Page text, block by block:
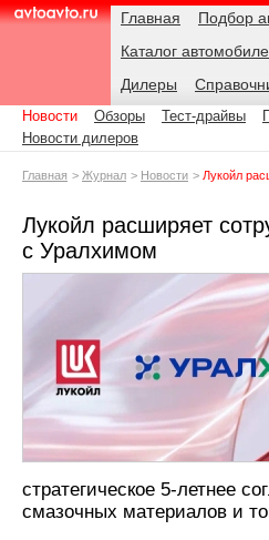
AvtoAvto.ru
Навигация Главная
Подбор
Каталог
Дилеры
Подразделы
Новости Обзоры Тест-драйвы
Новости дилеров
Родительские
Главная Журнал Новости Лукойл
Лукойл расширяет
с Уралхимом
стратегическое 5-летнее
смазочных материалов и
Дата: